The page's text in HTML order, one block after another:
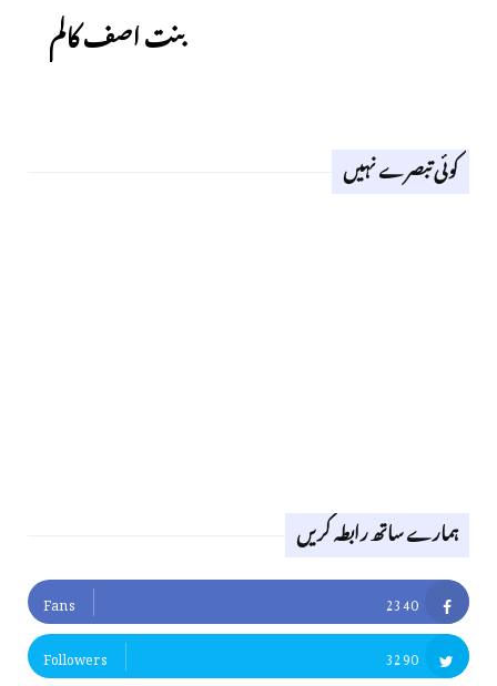
بنت اصف کالم
کوئی تبصرے نہیں
ہمارے ساتھ رابطہ کریں
2340
Fans
3290
Followers